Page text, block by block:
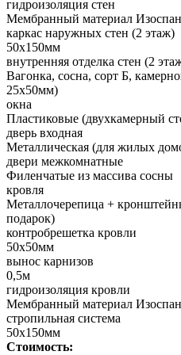
гидроизоляция стен
Мембранный материал
каркас наружных стен (2 этаж)
50х150мм
внутренняя отделка стен (2
Вагонка, сосна, сорт Б,
25х50мм)
окна
Пластиковые (двухкамерный
дверь входная
Металлическая (для жилых
двери межкомнатные
Филенчатые из массива сосны
кровля
Металлочерепица +
подарок)
контробрешетка кровли
50х50мм
вынос карнизов
0,5м
гидроизоляция кровли
Мембранный материал
стропильная система
50х150мм
Стоимость: